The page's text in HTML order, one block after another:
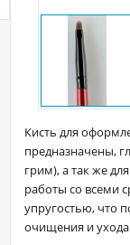
Кисть для
предназначены,
грим), а так же
работы со всеми
упругостью, что
очищения и